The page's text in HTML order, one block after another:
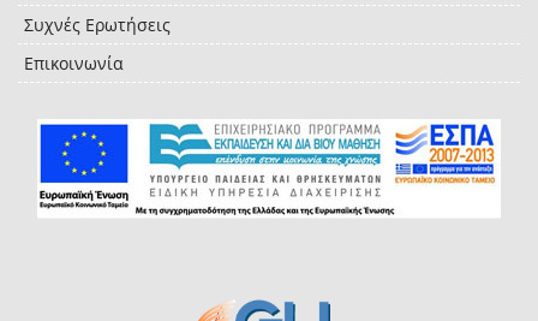
Συχνές Ερωτήσεις
Επικοινωνία